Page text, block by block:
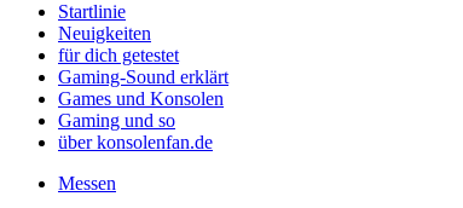
Startlinie
Neuigkeiten
für dich getestet
Gaming-Sound erklärt
Games und Konsolen
Gaming und so
über konsolenfan.de
Messen